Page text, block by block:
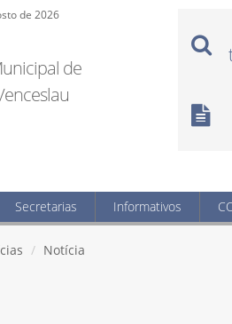
de 2026
de
Secretarias Informativos
Notícia